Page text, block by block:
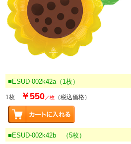
■ESUD-002k42a（1枚）
1枚 ￥550／枚 （税込価格）
■ESUD-002k42b （5枚）